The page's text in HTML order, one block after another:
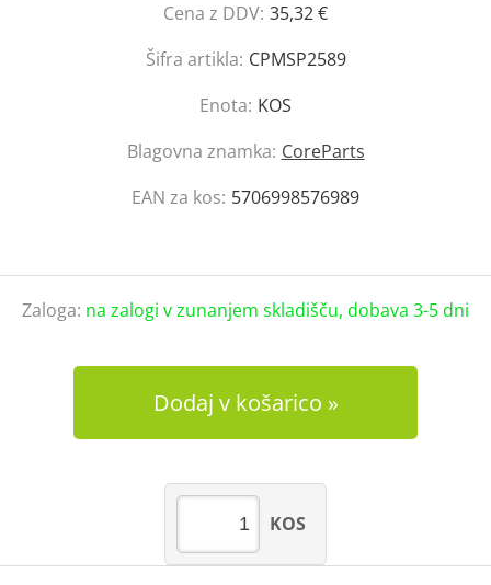
Cena z DDV: 35,32 €
Šifra artikla: CPMSP2589
Enota: KOS
Blagovna znamka: CoreParts
EAN za kos: 5706998576989
Zaloga: na zalogi v zunanjem skladišču, dobava 3-5 dni
Dodaj v košarico
KOS